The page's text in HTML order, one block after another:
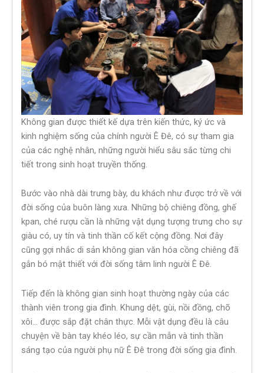
Không gian được thiết kế dựa trên kiến thức, ký ức và
kinh nghiệm sống của chính người Ê Đê, có sự tham gia
của các nghệ nhân, những người hiểu sâu sắc từng chi
tiết trong sinh hoạt truyền thống.
Bước vào nhà dài trưng bày, du khách như được trở về với
đời sống của buôn làng xưa. Những bộ chiêng đồng, ghế
kpan, ché rượu cần là những vật dụng tượng trưng cho sự
giàu có, uy tín và tinh thần cố kết cộng đồng. Nơi đây
cũng gợi nhắc di sản không gian văn hóa cồng chiêng đã
gắn bó mật thiết với đời sống tâm linh người Ê Đê.
Tiếp đến là không gian sinh hoạt thường ngày của các
thành viên trong gia đình. Khung dệt, gùi, nồi đồng, chõ
xôi… được sắp đặt chân thực. Mỗi vật dụng đều là câu
chuyện về bàn tay khéo léo, sự cần mẫn và tinh thần
sáng tạo của người phụ nữ Ê Đê trong đời sống gia đình.